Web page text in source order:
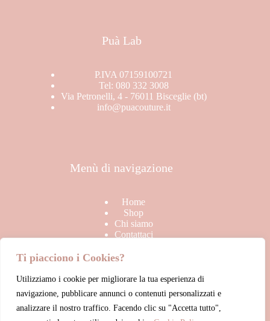
Ti piacciono i Cookies?
Utilizziamo i cookie per migliorare la tua esperienza di
navigazione, pubblicare annunci o contenuti personalizzati e
analizzare il nostro traffico. Facendo clic su "Accetta tutto",
Puà Lab
P.IVA 07159100721
Tel: 080 332 3008
Via Petronelli, 4 - 76011 Bisceglie (bt)
info@puacouture.it
Menù di navigazione
Home
Shop
Chi siamo
Contattaci
Link Utili